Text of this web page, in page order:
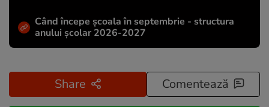
Când începe şcoala în septembrie - structura
anului şcolar 2026-2027
Share Comentează